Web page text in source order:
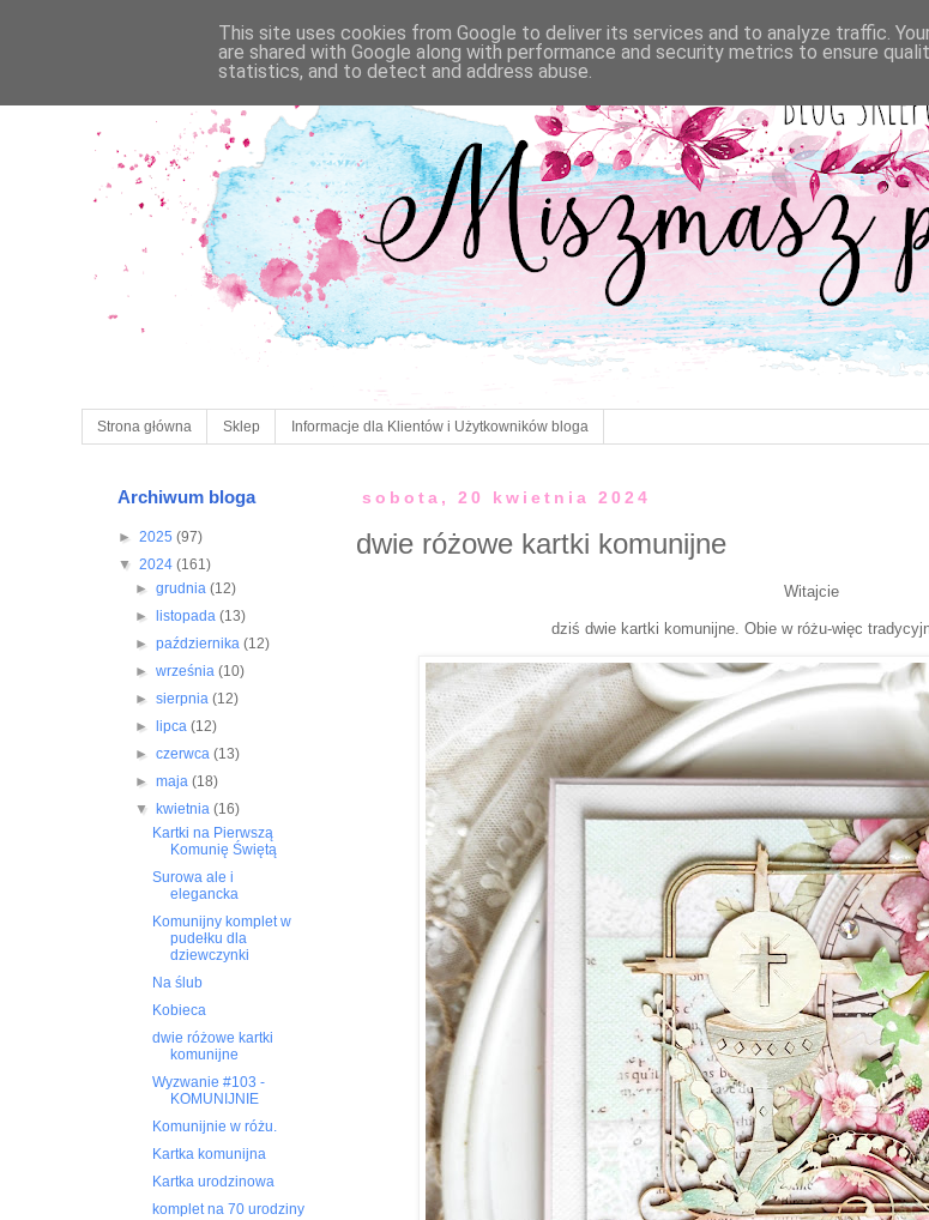
Strona główna Sklep Informacje dla Klientów i Użytkowników bloga
sobota, 20 kwietnia 2024
dwie różowe kartki komunijne
Witajcie
dziś dwie kartki komunijne. Obie w różu-więc
Archiwum bloga
► 2025 (97)
▼ 2024 (161)
► grudnia (12)
►
listopada (13)
► października (12)
► września (10)
► sierpnia (12)
►
lipca (12)
► czerwca (13)
► maja (18)
▼
kwietnia (16)
Kartki na Pierwszą
Komunię Świętą
Surowa ale i
elegancka
Komunijny komplet w
pudełku dla
dziewczynki
Na ślub
Kobieca
dwie różowe kartki
komunijne
Wyzwanie #103 -
KOMUNIJNIE
Komunijnie w różu.
Kartka komunijna
Kartka urodzinowa
komplet na 70 urodziny
This site uses cookies from Google to deliver its services and to analyze traffic.
are shared with Google along with performance and security metrics to ensure
statistics, and to detect and address abuse.